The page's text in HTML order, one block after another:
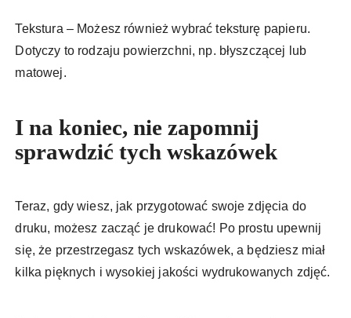
Tekstura – Możesz również wybrać teksturę papieru.
Dotyczy to rodzaju powierzchni, np. błyszczącej lub
matowej.
I na koniec, nie zapomnij
sprawdzić tych wskazówek
Teraz, gdy wiesz, jak przygotować swoje zdjęcia do
druku, możesz zacząć je drukować! Po prostu upewnij
się, że przestrzegasz tych wskazówek, a będziesz miał
kilka pięknych i wysokiej jakości wydrukowanych zdjęć.